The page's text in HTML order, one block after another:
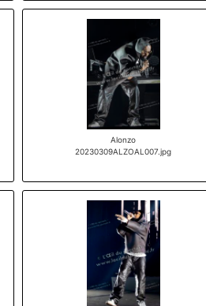
Alonzo
20230309ALZOAL007.jpg